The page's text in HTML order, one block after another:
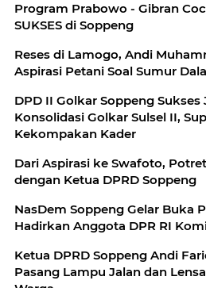
Program Prabowo - Gibran
SUKSES di Soppeng
Reses di Lamogo, Andi
Aspirasi Petani Soal Sumur
DPD II Golkar Soppeng Sukses
Konsolidasi Golkar Sulsel II,
Kekompakan Kader
Dari Aspirasi ke Swafoto,
dengan Ketua DPRD Soppeng
NasDem Soppeng Gelar Buka
Hadirkan Anggota DPR RI
Ketua DPRD Soppeng Andi
Pasang Lampu Jalan dan